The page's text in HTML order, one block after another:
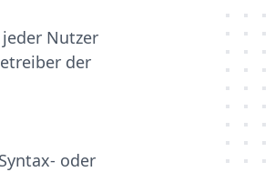
Nutzer
der
oder